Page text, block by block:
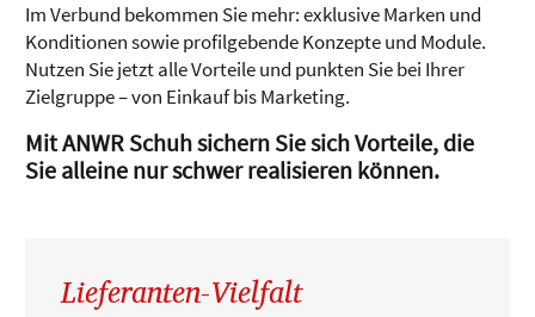
Im Verbund bekommen Sie mehr: exklusive Marken und
Konditionen sowie profilgebende Konzepte und Module.
Nutzen Sie jetzt alle Vorteile und punkten Sie bei Ihrer
Zielgruppe – von Einkauf bis Marketing.
Mit ANWR Schuh sichern Sie sich Vorteile, die
Sie alleine nur schwer realisieren können.
Lieferanten-Vielfalt